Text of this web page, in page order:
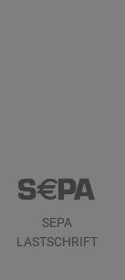
SEPA
LASTSCHRIFT